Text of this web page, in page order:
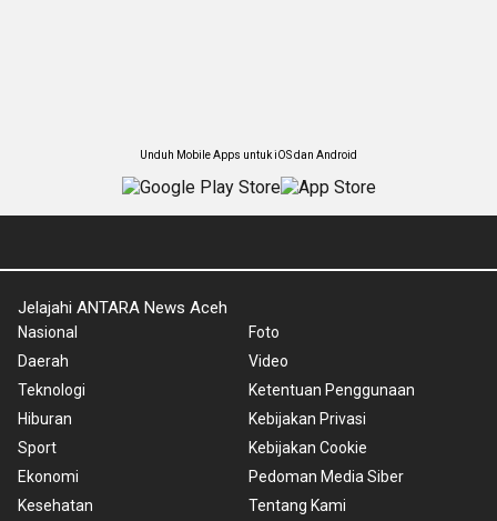
Unduh Mobile Apps untuk iOS dan Android
Jelajahi ANTARA News Aceh
Nasional
Daerah
Teknologi
Hiburan
Sport
Ekonomi
Kesehatan
Foto
Video
Ketentuan Penggunaan
Kebijakan Privasi
Kebijakan Cookie
Pedoman Media Siber
Tentang Kami